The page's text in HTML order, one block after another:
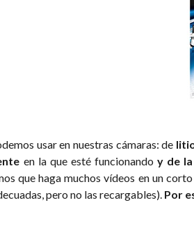
usar en nuestras cámaras: de
en la que esté funcionandoy de
que haga muchos vídeos en un
pero no las recargables). Por